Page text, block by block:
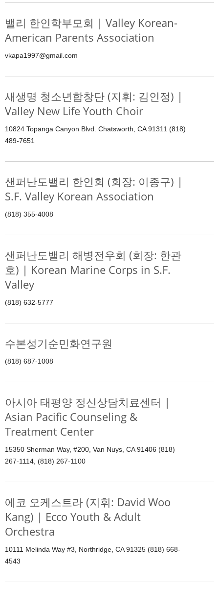
밸리 한인학부모회 | Valley Korean-
American Parents Association
vkapa1997@gmail.com
새생명 청소년합창단 (지휘: 김인정) |
Valley New Life Youth Choir
10824 Topanga Canyon Blvd. Chatsworth, CA 91311 (818)
489-7651
샌퍼난도밸리 한인회 (회장: 이종구) |
S.F. Valley Korean Association
(818) 355-4008
샌퍼난도밸리 해병전우회 (회장: 한관
호) | Korean Marine Corps in S.F.
Valley
(818) 632-5777
수본성기순민화연구원
(818) 687-1008
아시아 태평양 정신상담치료센터 |
Asian Pacific Counseling &
Treatment Center
15350 Sherman Way, #200, Van Nuys, CA 91406 (818)
267-1114, (818) 267-1100
에코 오케스트라 (지휘: David Woo
Kang) | Ecco Youth & Adult
Orchestra
10111 Melinda Way #3, Northridge, CA 91325 (818) 668-
4543